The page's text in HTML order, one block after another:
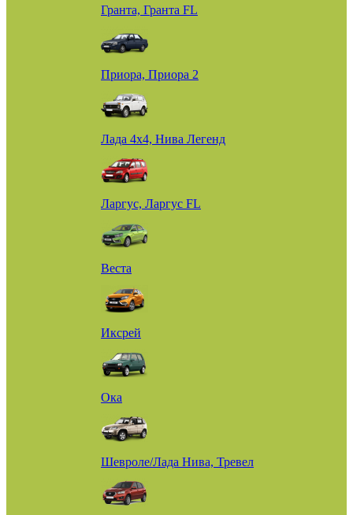
Гранта, Гранта FL
Приора, Приора 2
Лада 4х4, Нива Легенд
Ларгус, Ларгус FL
Веста
Иксрей
Ока
Шевроле/Лада Нива, Тревел